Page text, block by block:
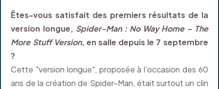
Êtes-vous satisfait des premiers résultats de la
version longue, Spider-Man : No Way Home – The
More Stuff Version, en salle depuis le 7 septembre
?
Cette "version longue", proposée à l’occasion des 60
ans de la création de Spider-Man, était surtout un clin